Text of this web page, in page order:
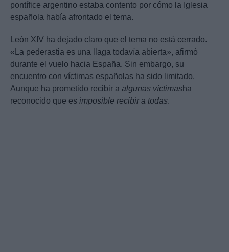
pontífice argentino estaba contento por cómo la Iglesia
española había afrontado el tema.
León XIV ha dejado claro que el tema no está cerrado.
«La pederastia es una llaga todavía abierta», afirmó
durante el vuelo hacia España. Sin embargo, su
encuentro con víctimas españolas ha sido limitado.
Aunque ha prometido recibir a algunas víctimasha
reconocido que es imposible recibir a todas.